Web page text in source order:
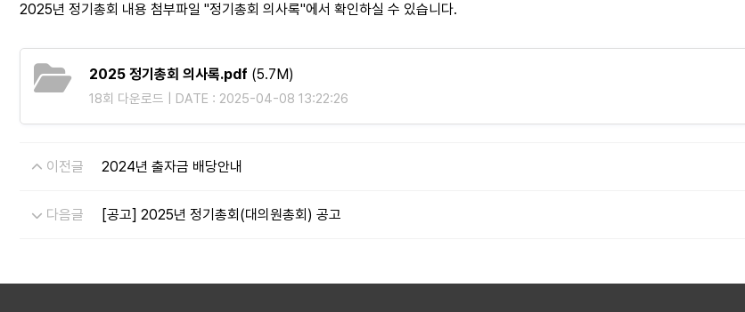
2025년 정기총회 내용 첨부파일 "정기총회 의사록"에서 확인하실 수 있습니다.
2025 정기총회 의사록.pdf (5.7M)
18회 다운로드 | DATE : 2025-04-08 13:22:26
이전글 2024년 출자금 배당안내
다음글 [공고] 2025년 정기총회(대의원총회) 공고